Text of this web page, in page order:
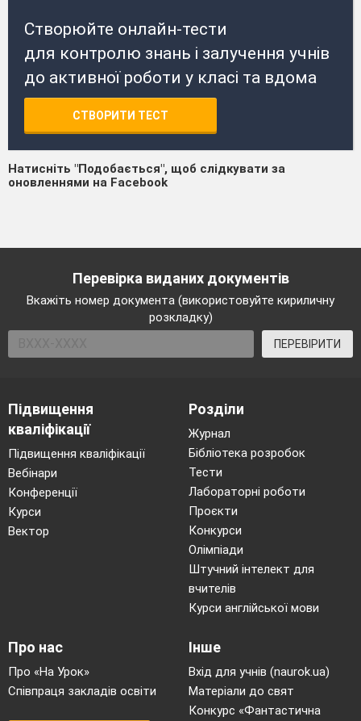
Створюйте онлайн-тести
для контролю знань і залучення учнів
до активної роботи у класі та вдома
СТВОРИТИ ТЕСТ
Натисніть "Подобається", щоб слідкувати за
оновленнями на Facebook
Перевірка виданих документів
Вкажіть номер документа (використовуйте кириличну
розкладку)
ПЕРЕВІРИТИ
Підвищення
кваліфікації
Підвищення кваліфікації
Вебінари
Конференції
Курси
Вектор
Розділи
Журнал
Бібліотека розробок
Тести
Лабораторні роботи
Проєкти
Конкурси
Олімпіади
Штучний інтелект для
вчителів
Курси англійської мови
Про нас
Про «На Урок»
Співпраця закладів освіти
Інше
Вхід для учнів (naurok.ua)
Матеріали до свят
Конкурс «Фантастична